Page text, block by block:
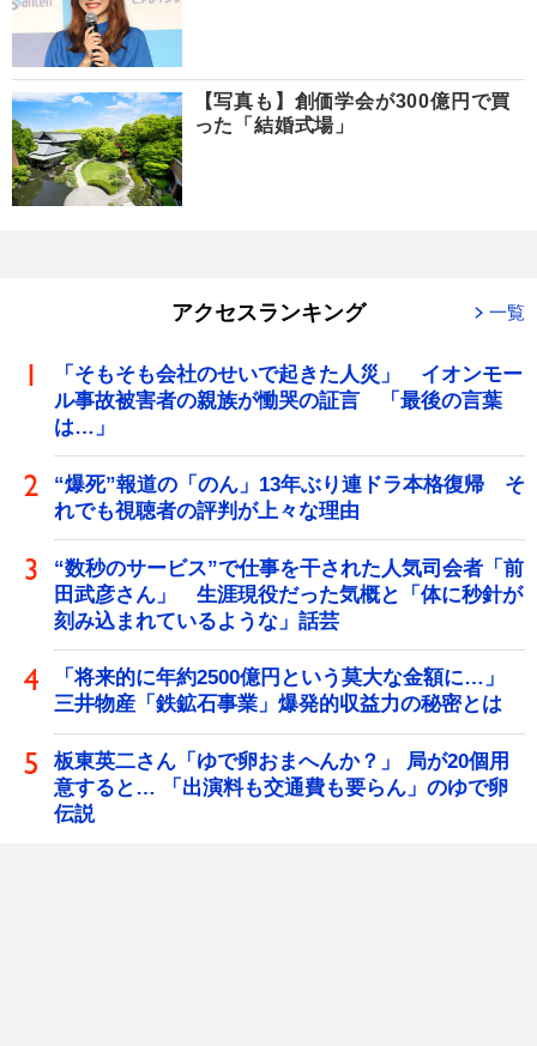
【写真も】創価学会が300億円で買
った「結婚式場」
アクセスランキング 一覧
「そもそも会社のせいで起きた人災」 イオンモー
ル事故被害者の親族が慟哭の証言 「最後の言葉
は…」
“爆死”報道の「のん」13年ぶり連ドラ本格復帰 そ
れでも視聴者の評判が上々な理由
“数秒のサービス”で仕事を干された人気司会者「前
田武彦さん」 生涯現役だった気概と「体に秒針が
刻み込まれているような」話芸
「将来的に年約2500億円という莫大な金額に…」
三井物産「鉄鉱石事業」爆発的収益力の秘密とは
板東英二さん「ゆで卵おまへんか？」 局が20個用
意すると… 「出演料も交通費も要らん」のゆで卵
伝説